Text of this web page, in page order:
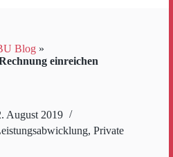
Blog »
einreichen
August 2019
, Private